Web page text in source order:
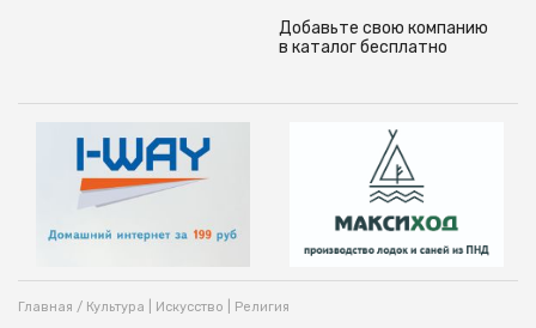
Добавьте свою компанию
в каталог бесплатно
Главная / Культура | Искусство | Религия